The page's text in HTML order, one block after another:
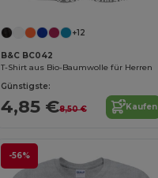
+12
B&C BC042
T-Shirt aus Bio-Baumwolle für Herren
Günstigste:
4,85 €8,50 € Kaufen
-56%